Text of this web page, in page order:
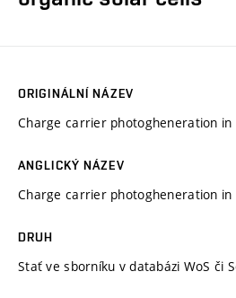
ORIGINÁLNÍ NÁZEV
Charge carrier photogheneration in
ANGLICKÝ NÁZEV
Charge carrier photogheneration in
DRUH
Stať ve sborníku v databázi WoS či